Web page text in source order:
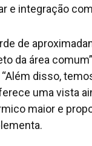
e integração
de
da área
disso,
uma vista
maior e